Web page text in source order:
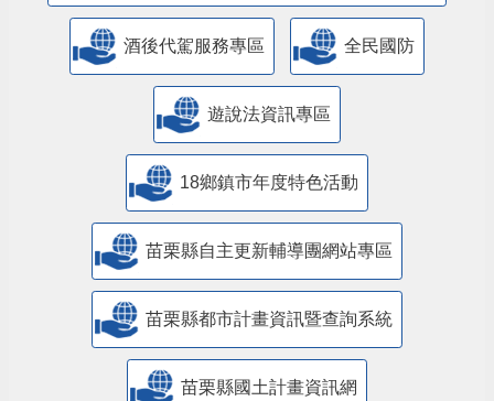
酒後代駕服務專區 全民國防
遊說法資訊專區
18鄉鎮市年度特色活動
苗栗縣自主更新輔導團網站專區
苗栗縣都市計畫資訊暨查詢系統
苗栗縣國土計畫資訊網